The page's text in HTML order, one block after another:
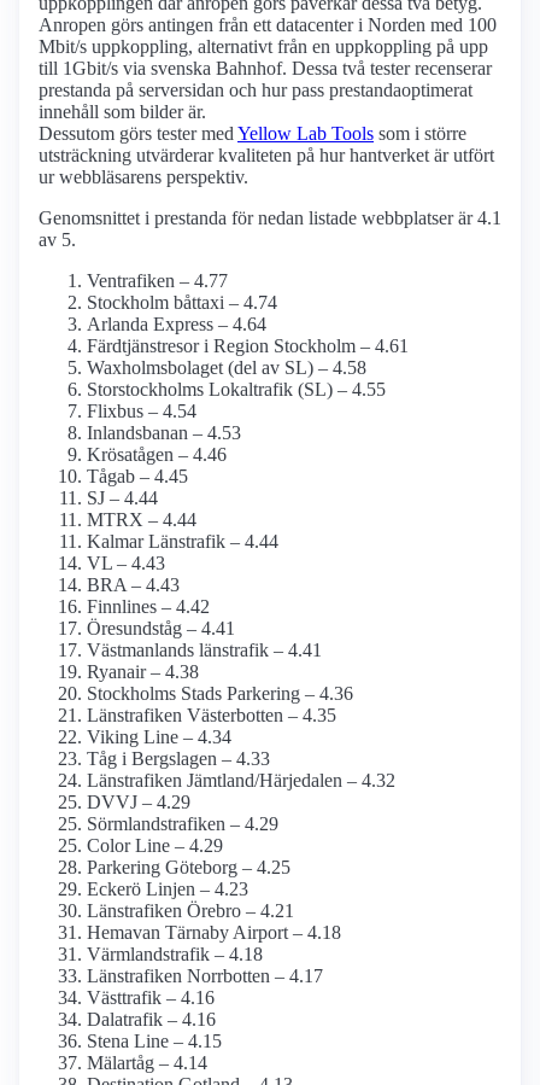
Anropen görs antingen från ett datacenter i Norden med 100
Mbit/s uppkoppling, alternativt från en uppkoppling på upp
till 1Gbit/s via svenska Bahnhof. Dessa två tester recenserar
prestanda på serversidan och hur pass prestanda­optimerat
innehåll som bilder är.
Dessutom görs tester med Yellow Lab Tools som i större
utsträckning utvärderar kvaliteten på hur hantverket är utfört
ur webbläsarens perspektiv.
Genomsnittet i prestanda för nedan listade webbplatser är 4.1
av 5.
Ventrafiken – 4.77
Stockholm båttaxi – 4.74
Arlanda Express – 4.64
Färdtjänstresor i Region Stockholm – 4.61
Waxholms­bolaget (del av SL) – 4.58
Storstockholms Lokaltrafik (SL) – 4.55
Flixbus – 4.54
Inlandsbanan – 4.53
Krösatågen – 4.46
Tågab – 4.45
SJ – 4.44
MTRX – 4.44
Kalmar Länstrafik – 4.44
VL – 4.43
BRA – 4.43
Finnlines – 4.42
Öresundståg – 4.41
Västmanlands länstrafik – 4.41
Ryanair – 4.38
Stockholms Stads Parkering – 4.36
Länstrafiken Västerbotten – 4.35
Viking Line – 4.34
Tåg i Bergslagen – 4.33
Länstrafiken Jämtland/Härjedalen – 4.32
DVVJ – 4.29
Sörmlandstrafiken – 4.29
Color Line – 4.29
Parkering Göteborg – 4.25
Eckerö Linjen – 4.23
Länstrafiken Örebro – 4.21
Hemavan Tärnaby Airport – 4.18
Värmlandstrafik – 4.18
Länstrafiken Norrbotten – 4.17
Västtrafik – 4.16
Dalatrafik – 4.16
Stena Line – 4.15
Mälartåg – 4.14